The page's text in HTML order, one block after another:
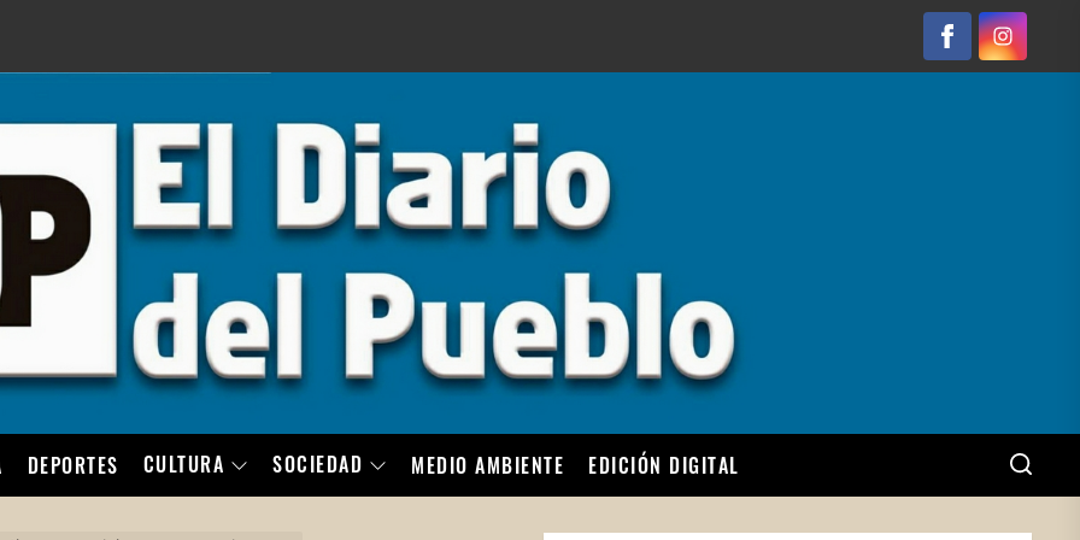
FacebookInstagram
DEPORTES CULTURA SOCIEDAD MEDIO AMBIENTE EDICIÓN DIGITAL